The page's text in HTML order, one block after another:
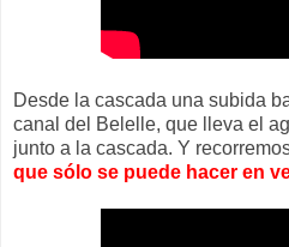
Desde la cascada una subida
canal del Belelle, que lleva el
junto a la cascada. Y
que sólo se puede hacer en